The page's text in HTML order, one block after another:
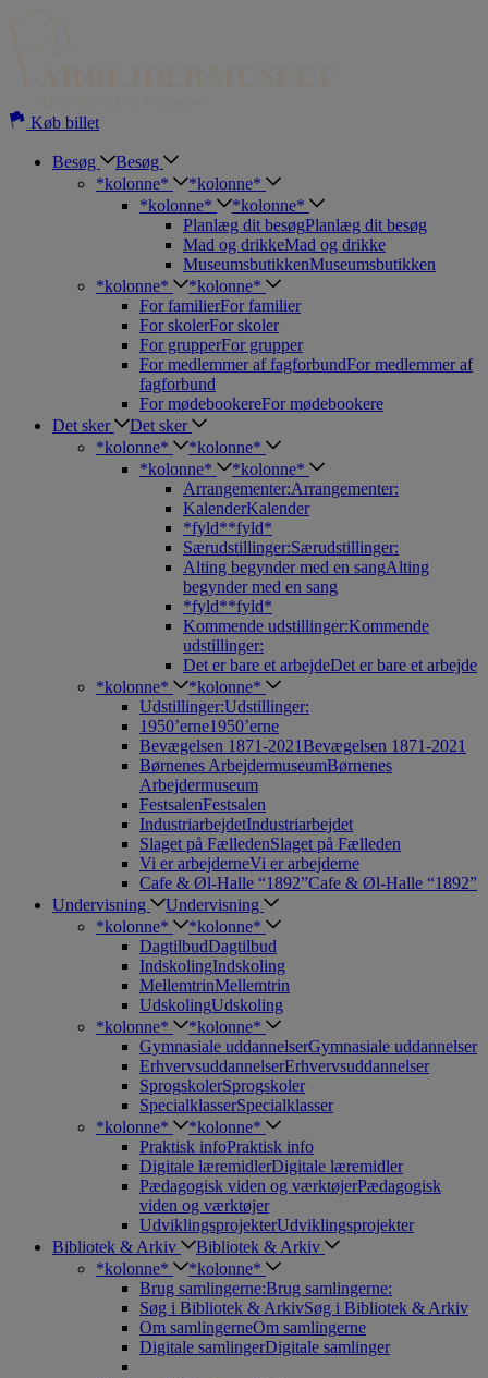
Køb billet
Besøg
Besøg
*kolonne*
*kolonne*
*kolonne*
*kolonne*
Planlæg dit besøgPlanlæg dit besøg
Mad og drikkeMad og drikke
MuseumsbutikkenMuseumsbutikken
*kolonne*
*kolonne*
For familierFor familier
For skolerFor skoler
For grupperFor grupper
For medlemmer af fagforbundFor medlemmer af
fagforbund
For mødebookereFor mødebookere
Det sker
Det sker
*kolonne*
*kolonne*
*kolonne*
*kolonne*
Arrangementer:Arrangementer:
KalenderKalender
*fyld**fyld*
Særudstillinger:Særudstillinger:
Alting begynder med en sangAlting
begynder med en sang
*fyld**fyld*
Kommende udstillinger:Kommende
udstillinger:
Det er bare et arbejdeDet er bare et arbejde
*kolonne*
*kolonne*
Udstillinger:Udstillinger:
1950’erne1950’erne
Bevægelsen 1871-2021Bevægelsen 1871-2021
Børnenes ArbejdermuseumBørnenes
Arbejdermuseum
FestsalenFestsalen
IndustriarbejdetIndustriarbejdet
Slaget på FælledenSlaget på Fælleden
Vi er arbejderneVi er arbejderne
Cafe & Øl-Halle “1892”Cafe & Øl-Halle “1892”
Undervisning
Undervisning
*kolonne*
*kolonne*
DagtilbudDagtilbud
IndskolingIndskoling
MellemtrinMellemtrin
UdskolingUdskoling
*kolonne*
*kolonne*
Gymnasiale uddannelserGymnasiale uddannelser
ErhvervsuddannelserErhvervsuddannelser
SprogskolerSprogskoler
SpecialklasserSpecialklasser
*kolonne*
*kolonne*
Praktisk infoPraktisk info
Digitale læremidlerDigitale læremidler
Pædagogisk viden og værktøjerPædagogisk
viden og værktøjer
UdviklingsprojekterUdviklingsprojekter
Bibliotek & Arkiv
Bibliotek & Arkiv
*kolonne*
*kolonne*
Brug samlingerne:Brug samlingerne:
Søg i Bibliotek & ArkivSøg i Bibliotek & Arkiv
Om samlingerneOm samlingerne
Digitale samlingerDigitale samlinger